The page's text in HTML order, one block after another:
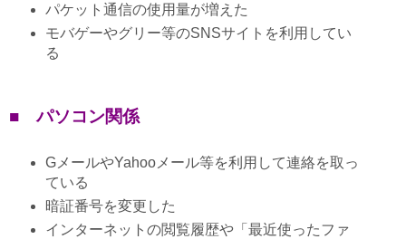
パケット通信の使用量が増えた
モバゲーやグリー等のSNSサイトを利用してい
る
■ パソコン関係
GメールやYahooメール等を利用して連絡を取っ
ている
暗証番号を変更した
インターネットの閲覧履歴や「最近使ったファ